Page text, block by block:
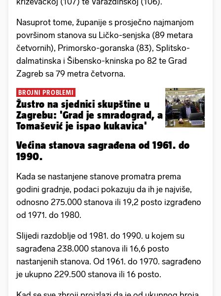
Nasuprot tome, županije s prosječno najmanjom
površinom stanova su Ličko-senjska (89 metara
četvornih), Primorsko-goranska (83), Splitsko-
dalmatinska i Šibensko-kninska po 82 te Grad
Zagreb sa 79 metra četvorna.
BROJNI PROBLEMI
Žustro na sjednici skupštine u
Zagrebu: 'Grad je smradograd, a
Tomašević je ispao kukavica'
Većina stanova sagrađena od 1961. do
1990.
Kada se nastanjene stanove promatra prema
godini gradnje, podaci pokazuju da ih je najviše,
odnosno 275.000 stanova ili 19,2 posto izgrađeno
od 1971. do 1980.
Slijedi razdoblje od 1981. do 1990. u kojem su
sagrađena 238.000 stanova ili 16,6 posto
nastanjenih stanova. Od 1961. do 1970. sagrađeno
je ukupno 229.500 stanova ili 16 posto.